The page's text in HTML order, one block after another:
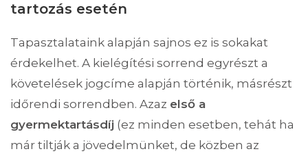
tartozás esetén
Tapasztalataink alapján sajnos ez is sokakat
érdekelhet. A kielégítési sorrend egyrészt a
követelések jogcíme alapján történik, másrészt
időrendi sorrendben. Azaz első a
gyermektartásdíj (ez minden esetben, tehát ha
már tiltják a jövedelmünket, de közben az